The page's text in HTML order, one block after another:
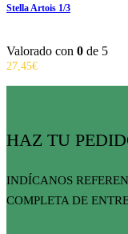
Stella Artois 1/3
Valorado con 0 de 5
27,45€
HAZ TU
INDÍCANOS
COMPLETA DE